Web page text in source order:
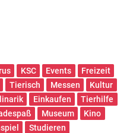
KSC Events
Freizeit
Tierisch Messen
Kultur
Einkaufen
Tierhilfe
Museum
Kino
Studieren